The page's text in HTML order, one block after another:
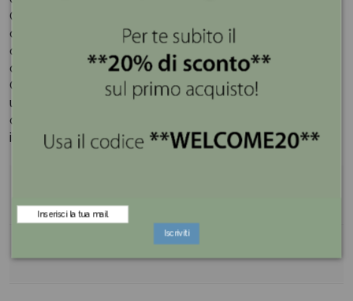
Ogni confetto è confezionato in bustina azzurra a forma
di monofiocco per evitare di toccare gli altri confetti
quando si prendono i confetti dal vassoio ottenuto
dall’apertura della scatola in cartone.
Che tu stia celebrando un compleanno, un matrimonio,
una laurea o semplicemente la gioia di vivere, i nostri
confetti sono pronti a essere la scintilla di felicità che
illumina il tuo evento.
Iscriviti